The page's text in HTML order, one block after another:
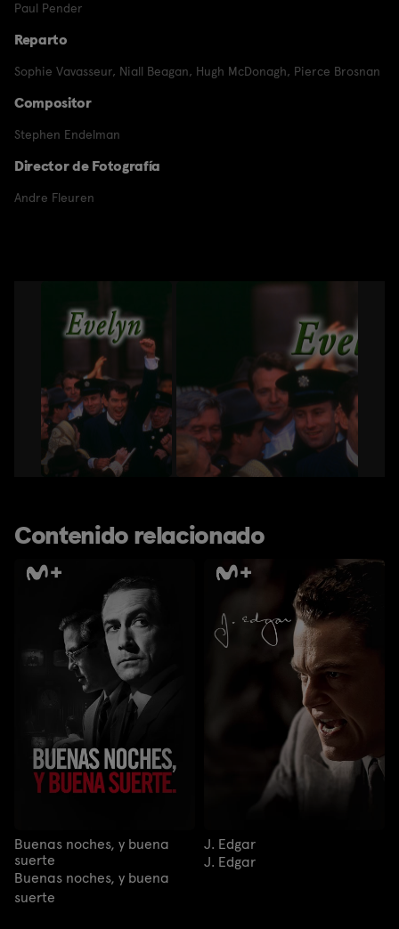
Paul Pender
Reparto
Sophie Vavasseur, Niall Beagan, Hugh McDonagh, Pierce Brosnan
Compositor
Stephen Endelman
Director de Fotografía
Andre Fleuren
Contenido relacionado
Buenas noches, y buena
suerte
Buenas noches, y buena
suerte
J. Edgar
J. Edgar